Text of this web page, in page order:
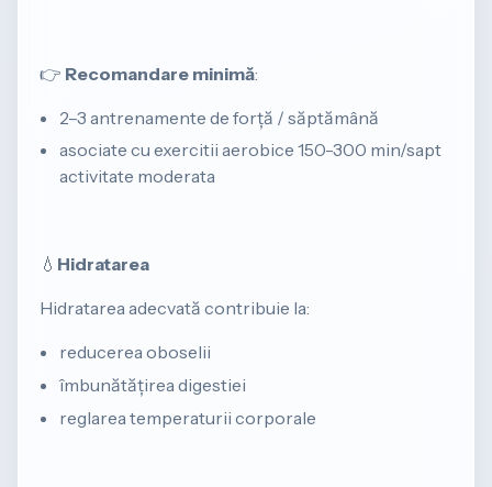
👉 Recomandare minimă:
2–3 antrenamente de forță / săptămână
asociate cu exercitii aerobice 150-300 min/sapt
activitate moderata
💧 Hidratarea
Hidratarea adecvată contribuie la:
reducerea oboselii
îmbunătățirea digestiei
reglarea temperaturii corporale